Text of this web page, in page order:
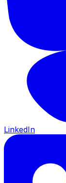
LinkedIn